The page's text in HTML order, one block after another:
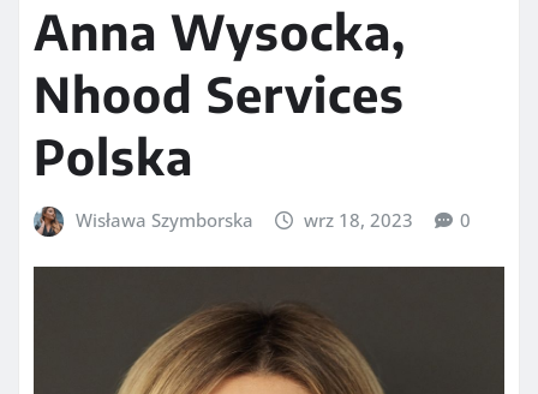
Anna Wysocka,
Nhood Services
Polska
Wisława Szymborska wrz 18, 2023 0